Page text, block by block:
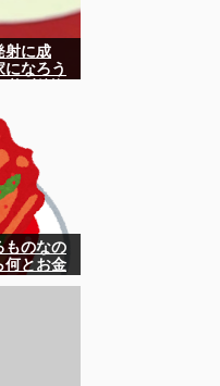
射に成
なろう
ものなの
何とお金